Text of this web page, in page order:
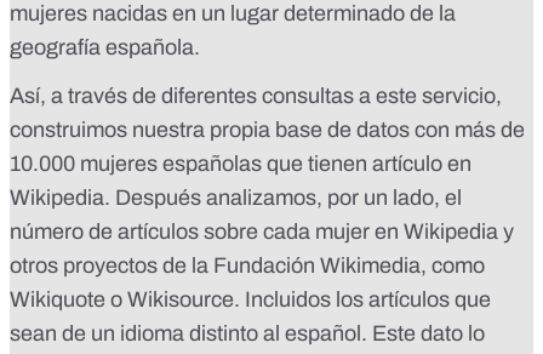
mujeres nacidas en un lugar determinado de la
geografía española.
Así, a través de diferentes consultas a este servicio,
construimos nuestra propia base de datos con más de
10.000 mujeres españolas que tienen artículo en
Wikipedia. Después analizamos, por un lado, el
número de artículos sobre cada mujer en Wikipedia y
otros proyectos de la Fundación Wikimedia, como
Wikiquote o Wikisource. Incluidos los artículos que
sean de un idioma distinto al español. Este dato lo